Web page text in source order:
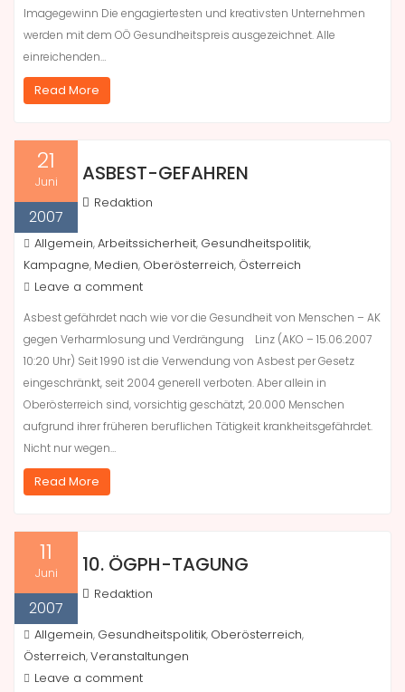
Imagegewinn Die engagiertesten und kreativsten Unternehmen
werden mit dem OÖ Gesundheitspreis ausgezeichnet. Alle
einreichenden…
Read More
21
Juni
2007
ASBEST-GEFAHREN
Redaktion
Allgemein,Arbeitssicherheit, Gesundheitspolitik,
Kampagne, Medien, Oberösterreich, Österreich
Leave a comment
Asbest gefährdet nach wie vor die Gesundheit von Menschen – AK
gegen Verharmlosung und Verdrängung Linz (AKO – 15.06.2007
10:20 Uhr) Seit 1990 ist die Verwendung von Asbest per Gesetz
eingeschränkt, seit 2004 generell verboten. Aber allein in
Oberösterreich sind, vorsichtig geschätzt, 20.000 Menschen
aufgrund ihrer früheren beruflichen Tätigkeit krankheitsgefährdet.
Nicht nur wegen…
Read More
11
Juni
2007
10. ÖGPH-TAGUNG
Redaktion
Allgemein, Gesundheitspolitik, Oberösterreich,
Österreich,Veranstaltungen
Leave a comment